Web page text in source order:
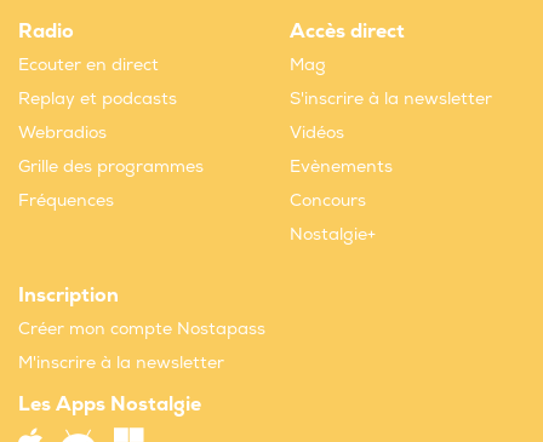
Radio
Ecouter en direct
Replay et podcasts
Webradios
Grille des programmes
Fréquences
Accès direct
Mag
S'inscrire à la newsletter
Vidéos
Evènements
Concours
Nostalgie+
Inscription
Créer mon compte Nostapass
M'inscrire à la newsletter
Les Apps Nostalgie